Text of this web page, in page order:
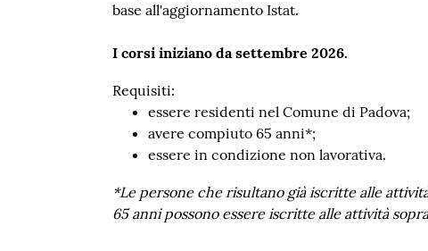
base all'aggiornamento Istat.
I corsi iniziano da settembre 2026.
Requisiti:
essere residenti nel Comune di Padova;
avere compiuto 65 anni*;
essere in condizione non lavorativa.
*Le persone che risultano già iscritte alle
65 anni possono essere iscritte alle attività